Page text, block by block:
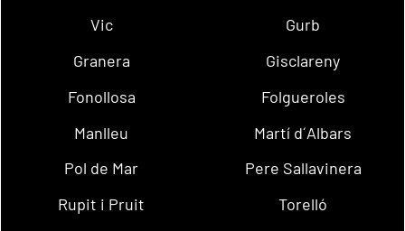
Vic
Gurb
Granera
Gisclareny
Fonollosa
Folgueroles
Manlleu
Martí d´Albars
Pol de Mar
Pere Sallavinera
Rupit i Pruit
Torelló